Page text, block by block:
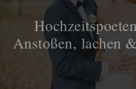
Anstoßen, lachen